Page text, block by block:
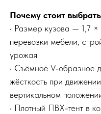
Почему стоит
• Размер кузова — 1,7
перевозки мебели,
урожая
• Съёмное V-образное
жёсткость при
вертикальном
• Плотный ПВХ-тент в